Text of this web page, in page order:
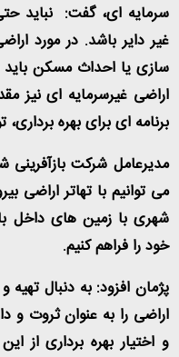
سرمایه ای، گفت: نباید
غیر دایر باشد. در مورد
سازی یا احداث مسکن باید
اراضی غیرسرمایه ای نیز
برنامه ای برای بهره
مدیرعامل شرکت
می توانیم با تهاتر اراضی
شهری با زمین های داخل
خود را فراهم کنیم.
پژمان افزود: به دنبال
اراضی را به عنوان ثروت و
و اختیار بهره برداری از